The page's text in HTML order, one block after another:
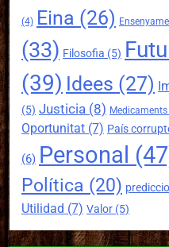
(4) Eina (26)
(33) Filosofia (5)
(39) Idees (27)
(5) Justicia (8) Medicaments
Oportunitat (7) País
(6) Personal
Política (20) prediccio
Utilidad (7) Valor (5)